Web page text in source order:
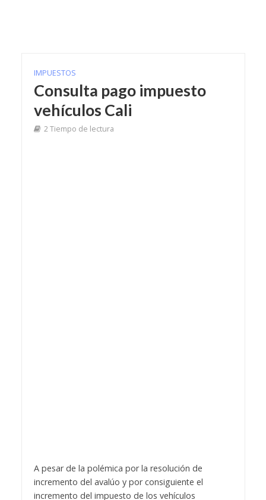
IMPUESTOS
Consulta pago impuesto
vehículos Cali
2 Tiempo de lectura
A pesar de la polémica por la resolución de
incremento del avalúo y por consiguiente el
incremento del impuesto de los vehículos